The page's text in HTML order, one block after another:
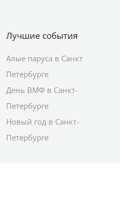
Лучшие события
Алые паруса в Санкт
Петербурге
День ВМФ в Санкт-
Петербурге
Новый год в Санкт-
Петербурге